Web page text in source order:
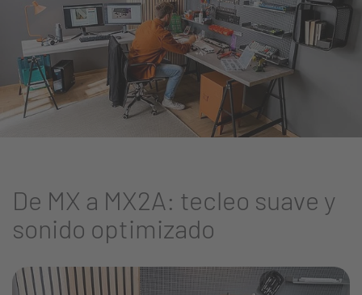
De MX a MX2A: tecleo suave y
sonido optimizado